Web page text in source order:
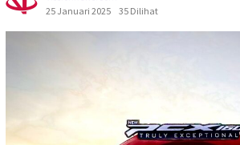
25 Januari 2025
35 Dilihat